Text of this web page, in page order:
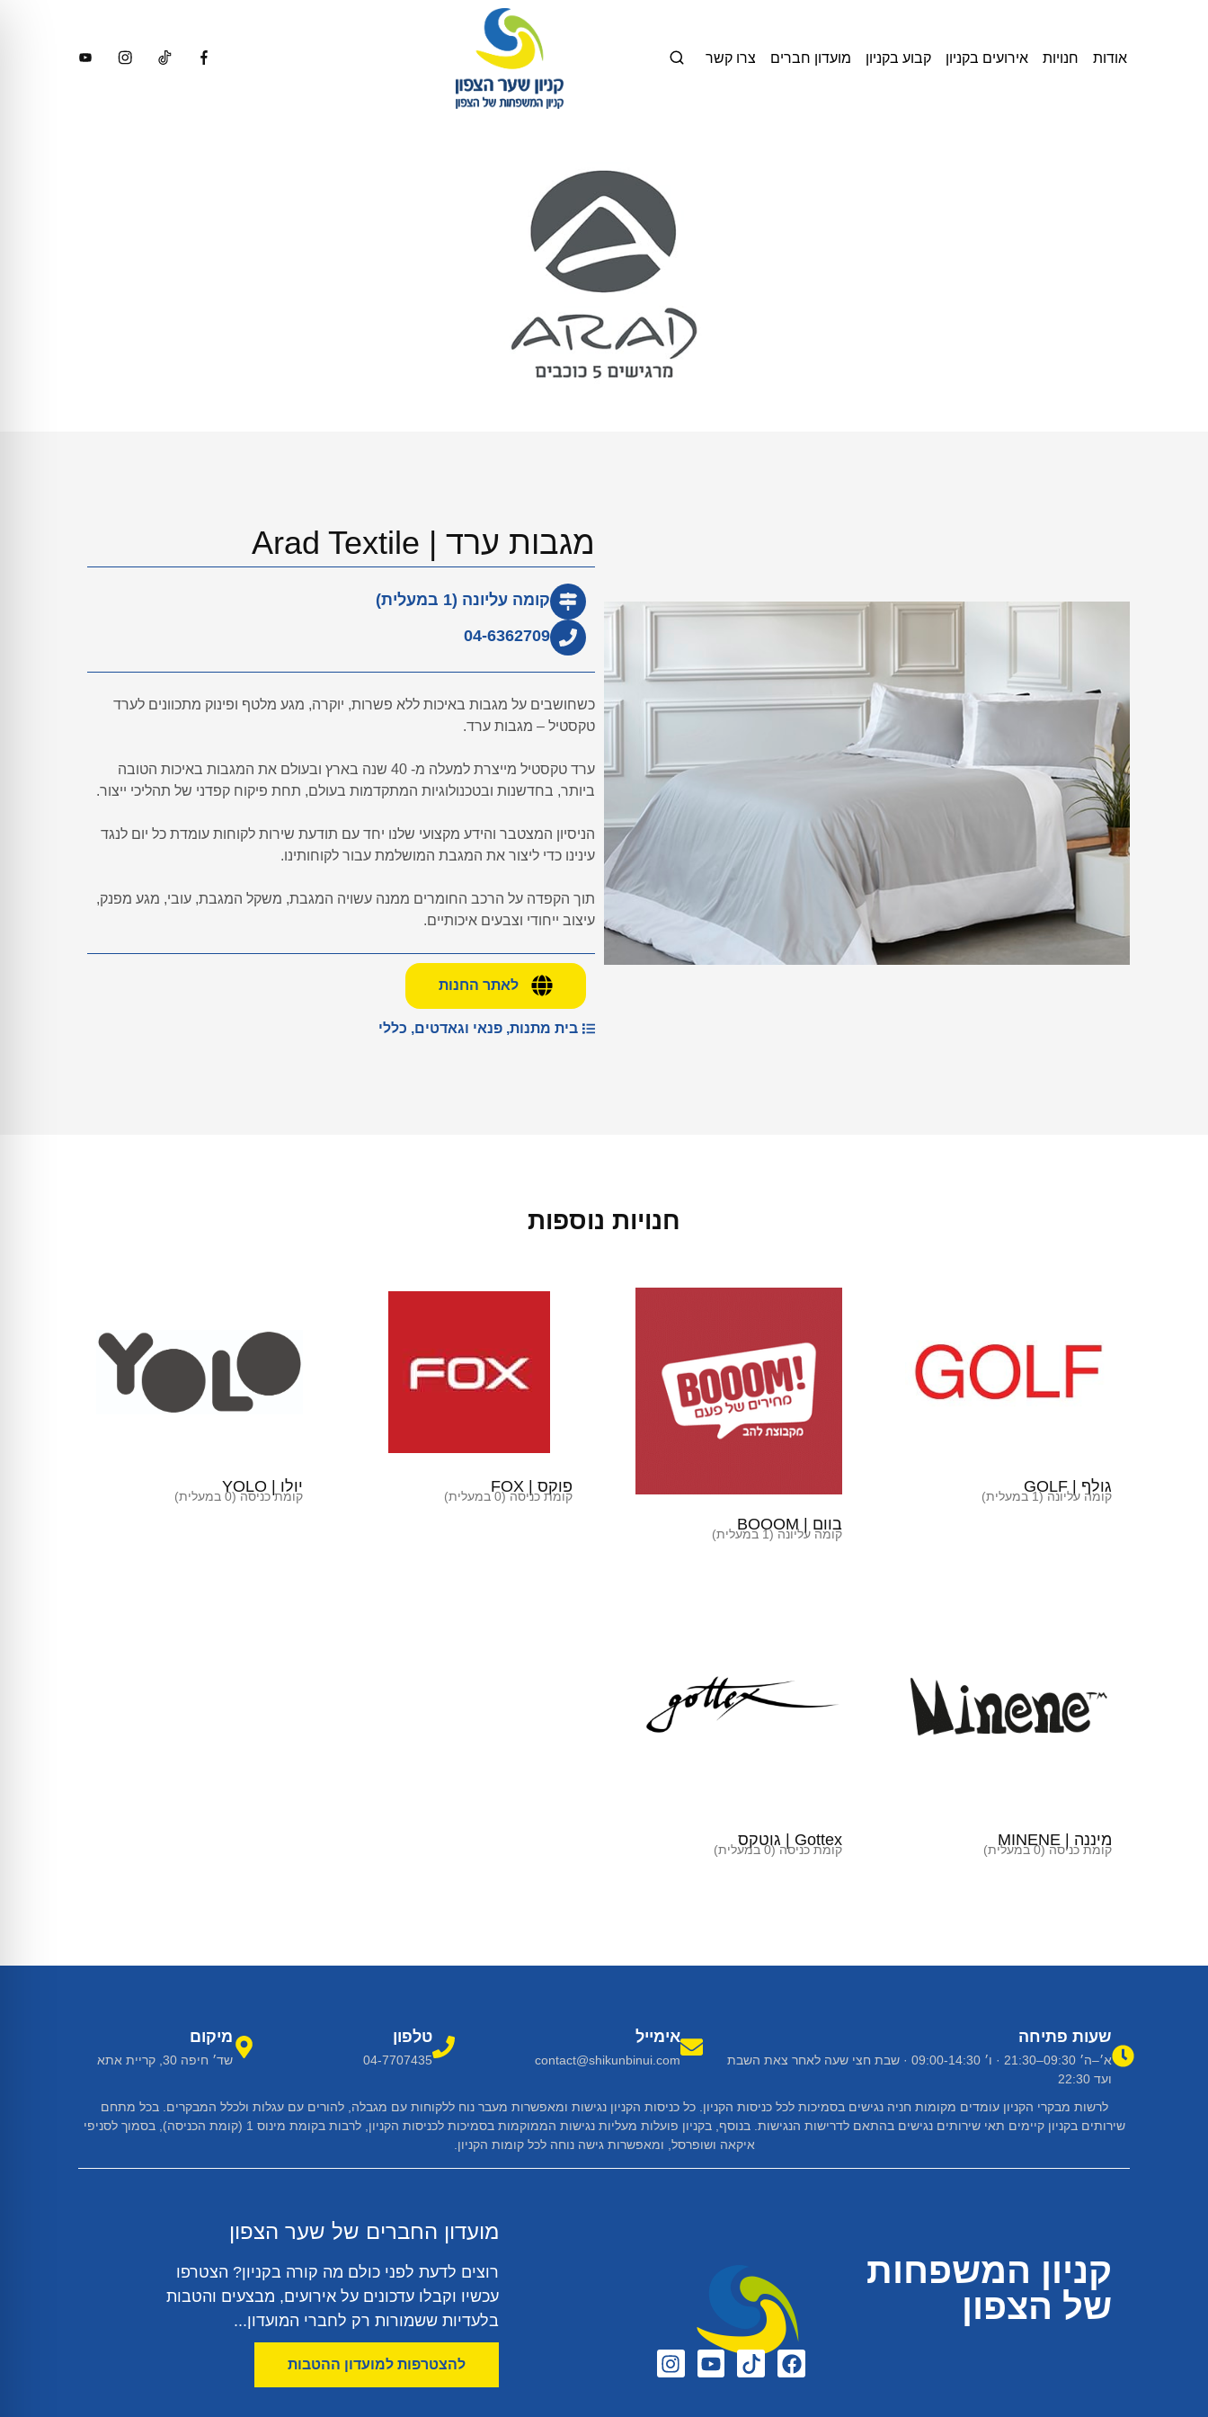
אודות חנויות אירועים בקניון קבוע בקניון מועדון חברים צרו קשר
קניון
המשפחות
של
הצפון
מגבות ערד | Arad Textile
קומה עליונה (1 במעלית)
04-6362709
כשחושבים על מגבות באיכות ללא פשרות, יוקרה, מגע מלטף ופינוק מתכוונים לערד
טקסטיל – מגבות ערד.
ערד טקסטיל מייצרת למעלה מ- 40 שנה בארץ ובעולם את המגבות באיכות הטובה
ביותר, בחדשנות ובטכנולוגיות המתקדמות בעולם, תחת פיקוח קפדני של תהליכי ייצור.
הניסיון המצטבר והידע מקצועי שלנו יחד עם תודעת שירות לקוחות עומדת כל יום לנגד
עינינו כדי ליצור את המגבת המושלמת עבור לקוחותינו.
תוך הקפדה על הרכב החומרים ממנה עשויה המגבת, משקל המגבת, עובי, מגע מפנק,
עיצוב ייחודי וצבעים איכותיים.
לאתר החנות
בית מתנות, פנאי וגאדטים, כללי
חנויות נוספות
גולף | GOLF
קומה עליונה (1 במעלית)
בוום | BOOOM
קומה עליונה (1 במעלית)
פוקס | FOX
קומת כניסה (0 במעלית)
יולו | YOLO
קומת כניסה (0 במעלית)
מיננה | MINENE
קומת כניסה (0 במעלית)
Gottex | גוטקס
קומת כניסה (0 במעלית)
שעות פתיחה
א׳–ה׳ 09:30–21:30 · ו׳ 09:00-14:30 · שבת חצי שעה לאחר צאת השבת
ועד 22:30
אימייל
contact@shikunbinui.com
טלפון
04-7707435
מיקום
שד׳ חיפה 30, קריית אתא
לרשות מבקרי הקניון עומדים מקומות חניה נגישים בסמיכות לכל כניסות הקניון. כל כניסות הקניון נגישות ומאפשרות מעבר נוח ללקוחות עם מגבלה, להורים עם עגלות ולכלל המבקרים. בכל מתחם
שירותים בקניון קיימים תאי שירותים נגישים בהתאם לדרישות הנגישות. בנוסף, בקניון פועלות מעליות נגישות הממוקמות בסמיכות לכניסות הקניון, לרבות בקומת מינוס 1 (קומת הכניסה), בסמוך לסניפי
איקאה ושופרסל, ומאפשרות גישה נוחה לכל קומות הקניון.
קניון המשפחות
של הצפון
מועדון החברים של שער הצפון
רוצים לדעת לפני כולם מה קורה בקניון? הצטרפו
עכשיו וקבלו עדכונים על אירועים, מבצעים והטבות
בלעדיות ששמורות רק לחברי המועדון...
להצטרפות למועדון ההטבות